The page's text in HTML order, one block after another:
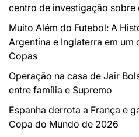
centro de investigação sobre
Muito Além do Futebol: A
Argentina e Inglaterra em
Copas
Operação na casa de Jair
entre família e Supremo
Espanha derrota a França e
Copa do Mundo de 2026